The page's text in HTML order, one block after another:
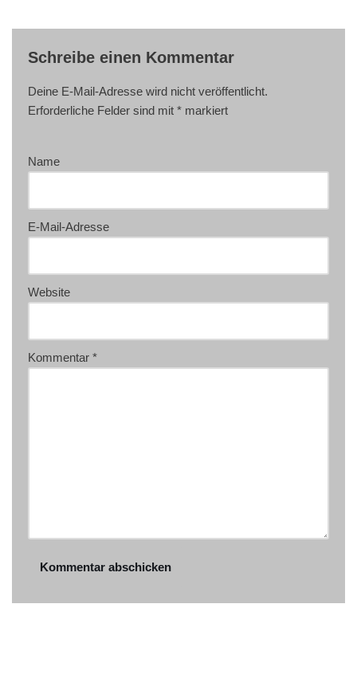
Schreibe einen Kommentar
Deine E-Mail-Adresse wird nicht veröffentlicht.
Erforderliche Felder sind mit * markiert
Name
E-Mail-Adresse
Website
Kommentar *